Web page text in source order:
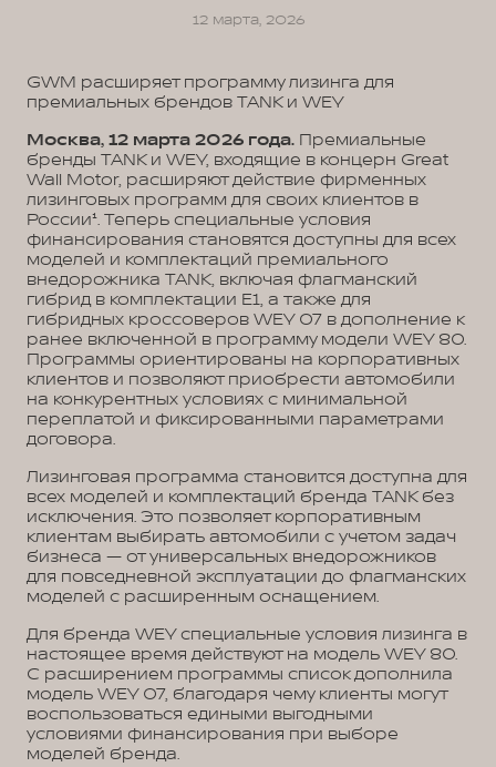
12 марта, 2026
GWM расширяет программу лизинга для
премиальных брендов TANK и WEY
Москва, 12 марта 2026 года. Премиальные
бренды TANK и WEY, входящие в концерн Great
Wall Motor, расширяют действие фирменных
лизинговых программ для своих клиентов в
России¹. Теперь специальные условия
финансирования становятся доступны для всех
моделей и комплектаций премиального
внедорожника TANK, включая флагманский
гибрид в комплектации E1, а также для
гибридных кроссоверов WEY 07 в дополнение к
ранее включенной в программу модели WEY 80.
Программы ориентированы на корпоративных
клиентов и позволяют приобрести автомобили
на конкурентных условиях с минимальной
переплатой и фиксированными параметрами
договора.
Лизинговая программа становится доступна для
всех моделей и комплектаций бренда TANK без
исключения. Это позволяет корпоративным
клиентам выбирать автомобили с учетом задач
бизнеса — от универсальных внедорожников
для повседневной эксплуатации до флагманских
моделей с расширенным оснащением.
Для бренда WEY специальные условия лизинга в
настоящее время действуют на модель WEY 80.
С расширением программы список дополнила
модель WEY 07, благодаря чему клиенты могут
воспользоваться едиными выгодными
условиями финансирования при выборе
моделей бренда.